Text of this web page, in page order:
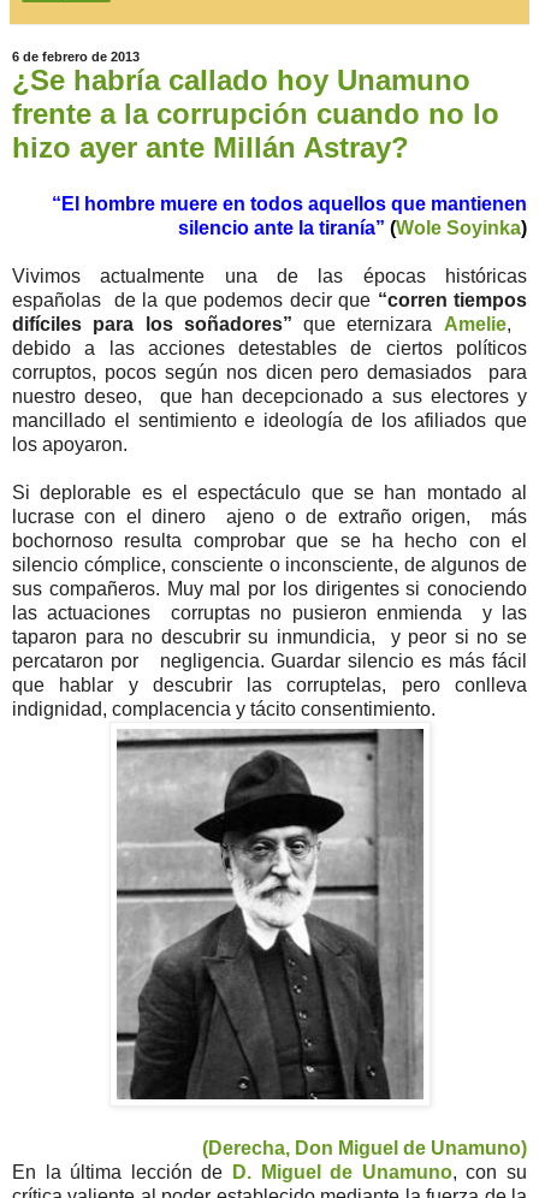
6 de febrero de 2013
¿Se habría callado hoy Unamuno
frente a la corrupción cuando no lo
hizo ayer ante Millán Astray?
“El hombre muere en todos aquellos que mantienen
silencio ante la tiranía” (Wole Soyinka)
Vivimos actualmente una de las épocas históricas
españolas de la que podemos decir que “corren tiempos
difíciles para los soñadores” que eternizara Amelie,
debido a las acciones detestables de ciertos políticos
corruptos, pocos según nos dicen pero demasiados para
nuestro deseo, que han decepcionado a sus electores y
mancillado el sentimiento e ideología de los afiliados que
los apoyaron.
Si deplorable es el espectáculo que se han montado al
lucrase con el dinero ajeno o de extraño origen, más
bochornoso resulta comprobar que se ha hecho con el
silencio cómplice, consciente o inconsciente, de algunos de
sus compañeros. Muy mal por los dirigentes si conociendo
las actuaciones corruptas no pusieron enmienda y las
taparon para no descubrir su inmundicia, y peor si no se
percataron por negligencia. Guardar silencio es más fácil
que hablar y descubrir las corruptelas, pero conlleva
indignidad, complacencia y tácito consentimiento.
(Derecha, Don Miguel de Unamuno)
En la última lección de
D. Miguel de Unamuno, con su